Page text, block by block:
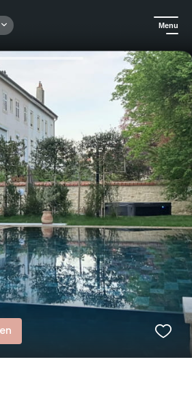
Menu
Grand Est Les Ecuries de Rigny, Hochwertige Suite mit Garten, Jacuzzi und Pool